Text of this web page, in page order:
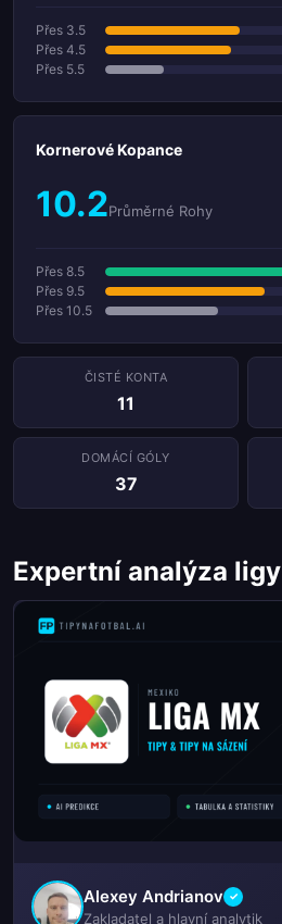
Přes 3.5
Přes 4.5
Přes 5.5
Kornerové Kopance
10.2Průměrné Rohy
Přes 8.5
Přes 9.5
Přes 10.5
ČISTÉ KONTA
11
DOMÁCÍ GÓLY
37
Expertní analýza ligy
Alexey Andrianov ✓
Zakladatel a hlavní analytik